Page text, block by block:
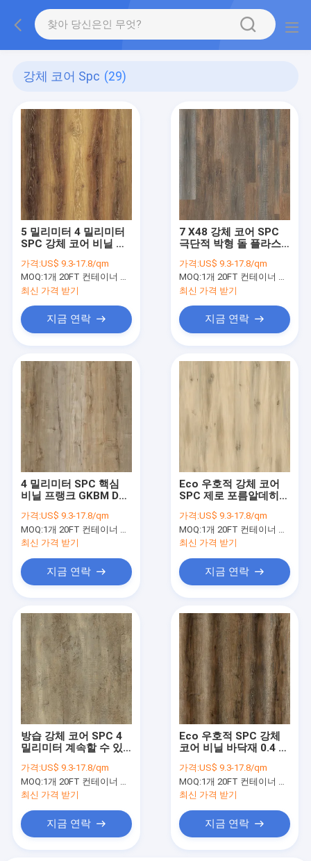
강체 코어 Spc (29)
5 밀리미터 4 밀리미터
SPC 강체 코어 비닐 프
GKBM DM-W40034
가격:US$ 9.3-17.8/qm
MOQ:1개 20FT 컨테이너 또는 2500 평방미터 ;
최신 가격 받기
지금 연락
7 X48 강체 코어 SPC
극단적 박형 돌 플라스
오크 GKBM DM-
W40035
가격:US$ 9.3-17.8/qm
MOQ:1개 20FT 컨테이너 또는 2500 평방미터 ;
최신 가격 받기
지금 연락
4 밀리미터 SPC 핵심
비닐 프랭크 GKBM DM-
복합체 히코리 재목 유
닐린 클릭
가격:US$ 9.3-17.8/qm
MOQ:1개 20FT 컨테이너 또는 2500 평방미터 ;
최신 가격 받기
지금 연락
Eco 우호적 강체 코어
SPC 제로 포름알데히드
시더 소나무 유닐린 클
릭 GKBM DM-W40050
가격:US$ 9.3-17.8/qm
MOQ:1개 20FT 컨테이너 또는 2500 평방미터 ;
최신 가격 받기
지금 연락
방습 강체 코어 SPC 4
밀리미터 계속할 수 있
체 고트랜드 오크
GKBM DM-W40049
가격:US$ 9.3-17.8/qm
MOQ:1개 20FT 컨테이너 또는 2500 평방미터 ;
최신 가격 받기
지금 연락
Eco 우호적 SPC 강체
코어 비닐 바닥재 0.4 밀
린 클릭 GKBM DM-
W40053
가격:US$ 9.3-17.8/qm
MOQ:1개 20FT 컨테이너 또는 2500 평방미터 ;
최신 가격 받기
지금 연락